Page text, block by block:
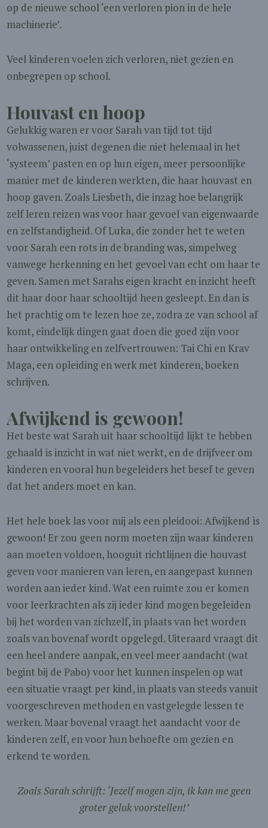
op de nieuwe school ‘een verloren pion in de hele
machinerie’.
Veel kinderen voelen zich verloren, niet gezien en
onbegrepen op school.
Houvast en hoop
Gelukkig waren er voor Sarah van tijd tot tijd
volwassenen, juist degenen die niet helemaal in het
‘systeem’ pasten en op hun eigen, meer persoonlijke
manier met de kinderen werkten, die haar houvast en
hoop gaven. Zoals Liesbeth, die inzag hoe belangrijk
zelf leren reizen was voor haar gevoel van eigenwaarde
en zelfstandigheid. Of Luka, die zonder het te weten
voor Sarah een rots in de branding was, simpelweg
vanwege herkenning en het gevoel van echt om haar te
geven. Samen met Sarahs eigen kracht en inzicht heeft
dit haar door haar schooltijd heen gesleept. En dan is
het prachtig om te lezen hoe ze, zodra ze van school af
komt, eindelijk dingen gaat doen die goed zijn voor
haar ontwikkeling en zelfvertrouwen: Tai Chi en Krav
Maga, een opleiding en werk met kinderen, boeken
schrijven.
Afwijkend is gewoon!
Het beste wat Sarah uit haar schooltijd lijkt te hebben
gehaald is inzicht in wat niet werkt, en de drijfveer om
kinderen en vooral hun begeleiders het besef te geven
dat het anders moet en kan.
Het hele boek las voor mij als een pleidooi: Afwijkend ìs
gewoon! Er zou geen norm moeten zijn waar kinderen
aan moeten voldoen, hooguit richtlijnen die houvast
geven voor manieren van leren, en aangepast kunnen
worden aan ieder kind. Wat een ruimte zou er komen
voor leerkrachten als zij ieder kind mogen begeleiden
bij het worden van zichzelf, in plaats van het worden
zoals van bovenaf wordt opgelegd. Uiteraard vraagt dit
een heel andere aanpak, en veel meer aandacht (wat
begint bij de Pabo) voor het kunnen inspelen op wat
een situatie vraagt per kind, in plaats van steeds vanuit
voorgeschreven methoden en vastgelegde lessen te
werken. Maar bovenal vraagt het aandacht voor de
kinderen zelf, en voor hun behoefte om gezien en
erkend te worden.
Zoals Sarah schrijft: ‘Jezelf mogen zijn, ik kan me geen
groter geluk voorstellen!’